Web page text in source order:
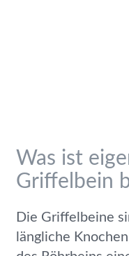
Was ist
Griffelbein
Die Griffelbeine
längliche